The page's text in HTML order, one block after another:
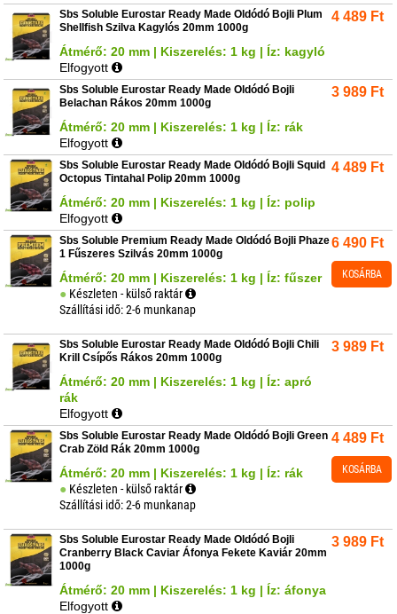
Sbs Soluble Eurostar Ready Made Oldódó Bojli Plum
Shellfish Szilva Kagylós 20mm 1000g
Átmérő: 20 mm | Kiszerelés: 1 kg | Íz: kagyló
Elfogyott
4 489 Ft
Sbs Soluble Eurostar Ready Made Oldódó Bojli
Belachan Rákos 20mm 1000g
Átmérő: 20 mm | Kiszerelés: 1 kg | Íz: rák
Elfogyott
3 989 Ft
Sbs Soluble Eurostar Ready Made Oldódó Bojli Squid
Octopus Tintahal Polip 20mm 1000g
Átmérő: 20 mm | Kiszerelés: 1 kg | Íz: polip
Elfogyott
4 489 Ft
Sbs Soluble Premium Ready Made Oldódó Bojli Phaze
1 Fűszeres Szilvás 20mm 1000g
Átmérő: 20 mm | Kiszerelés: 1 kg | Íz: fűszer
Készleten - külső raktár
Szállítási idő: 2-6 munkanap
6 490 Ft
KOSÁRBA
Sbs Soluble Eurostar Ready Made Oldódó Bojli Chili
Krill Csípős Rákos 20mm 1000g
Átmérő: 20 mm | Kiszerelés: 1 kg | Íz: apró
rák
Elfogyott
3 989 Ft
Sbs Soluble Eurostar Ready Made Oldódó Bojli Green
Crab Zöld Rák 20mm 1000g
Átmérő: 20 mm | Kiszerelés: 1 kg | Íz: rák
Készleten - külső raktár
Szállítási idő: 2-6 munkanap
4 489 Ft
KOSÁRBA
Sbs Soluble Eurostar Ready Made Oldódó Bojli
Cranberry Black Caviar Áfonya Fekete Kaviár 20mm
1000g
Átmérő: 20 mm | Kiszerelés: 1 kg | Íz: áfonya
Elfogyott
3 989 Ft